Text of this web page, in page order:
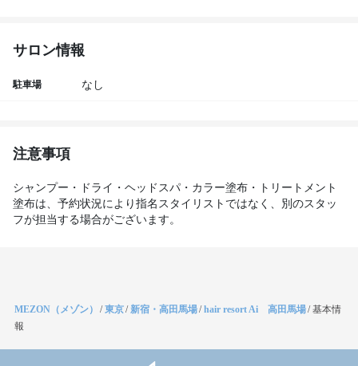
サロン情報
駐車場 なし
注意事項
シャンプー・ドライ・ヘッドスパ・カラー塗布・トリートメント
塗布は、予約状況により指名スタイリストではなく、別のスタッ
フが担当する場合がございます。
MEZON（メゾン） /東京/新宿・高田馬場/hair resort Ai 高田馬場/基本情
報